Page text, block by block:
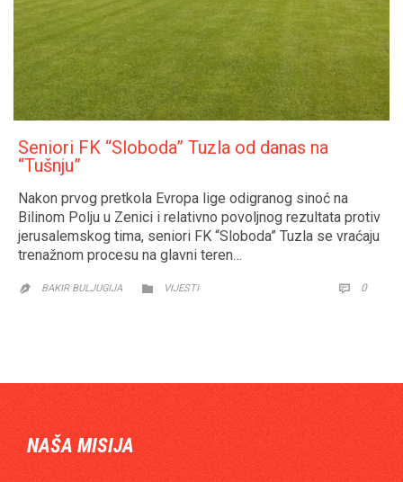
Seniori FK “Sloboda” Tuzla od danas na
“Tušnju”
Nakon prvog pretkola Evropa lige odigranog sinoć na
Bilinom Polju u Zenici i relativno povoljnog rezultata protiv
jerusalemskog tima, seniori FK “Sloboda” Tuzla se vraćaju
trenažnom procesu na glavni teren…
 BAKIR BULJUGIJA  CATEGORY
VIJESTI  0
NAŠA MISIJA